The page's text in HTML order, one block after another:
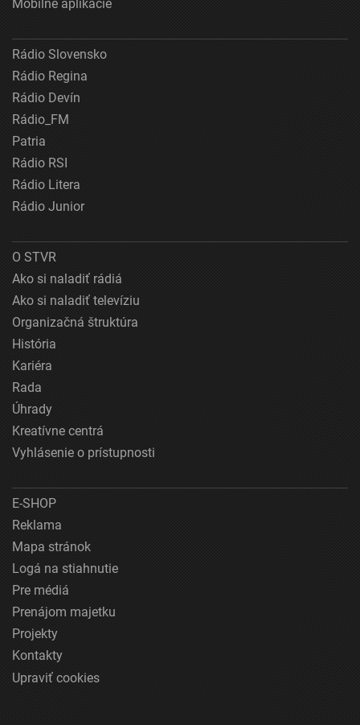
Mobilné aplikácie
Rádio Slovensko
Rádio Regina
Rádio Devín
Rádio_FM
Patria
Rádio RSI
Rádio Litera
Rádio Junior
O STVR
Ako si naladiť rádiá
Ako si naladiť televíziu
Organizačná štruktúra
História
Kariéra
Rada
Úhrady
Kreatívne centrá
Vyhlásenie o prístupnosti
E-SHOP
Reklama
Mapa stránok
Logá na stiahnutie
Pre médiá
Prenájom majetku
Projekty
Kontakty
Upraviť cookies